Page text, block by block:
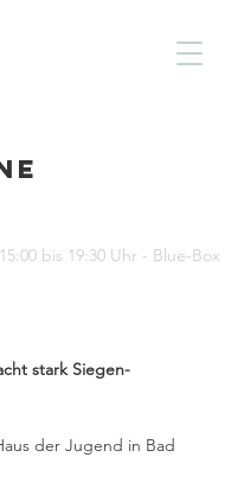
bis 19:30 Uhr - Blue-Box
stark Siegen-
der Jugend in Bad